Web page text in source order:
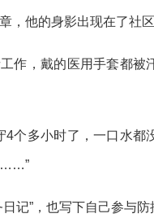
，他的身影出现在了社
作，戴的医用手套都
4个多小时了，一口水
……”
记”，也写下自己参与